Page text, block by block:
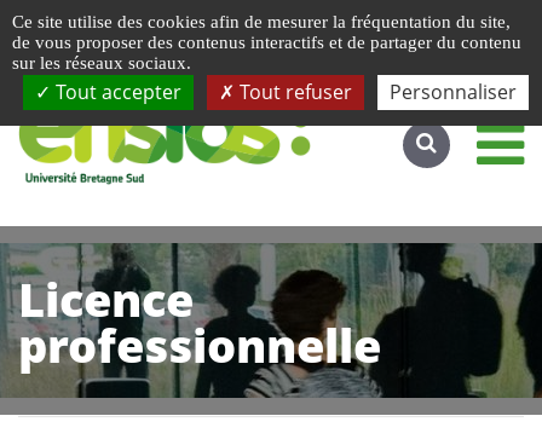
Accéder au site complet
Licence
professionnelle
Ce site utilise des cookies afin de mesurer la fréquentation du site,
de vous proposer des contenus interactifs et de partager du contenu
sur les réseaux sociaux.
Tout accepter Tout refuser Personnaliser